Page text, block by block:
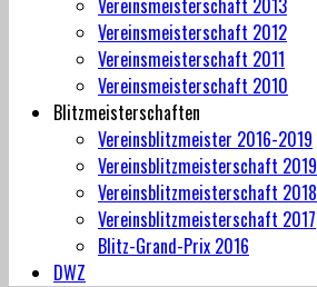
Vereinsmeisterschaft 2013
Vereinsmeisterschaft 2012
Vereinsmeisterschaft 2011
Vereinsmeisterschaft 2010
Blitzmeisterschaften
Vereinsblitzmeister 2016-2019
Vereinsblitzmeisterschaft 2019
Vereinsblitzmeisterschaft 2018
Vereinsblitzmeisterschaft 2017
Blitz-Grand-Prix 2016
DWZ